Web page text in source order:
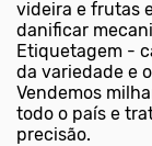
videira e frutas
danificar
Etiquetagem -
da variedade e
Vendemos
todo o país e
precisão.